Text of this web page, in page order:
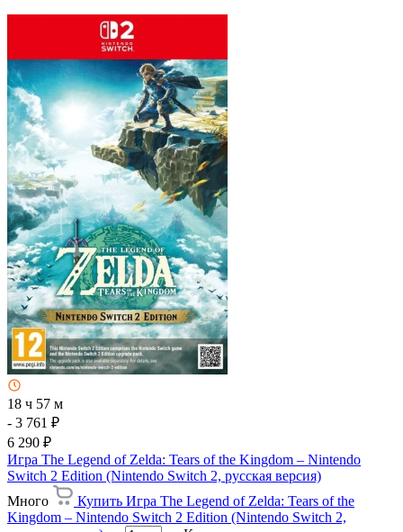
18 ч 57 м
- 3 761 ₽
6 290 ₽
Игра The Legend of Zelda: Tears of the Kingdom – Nintendo
Switch 2 Edition (Nintendo Switch 2, русская версия)
Много
Купить Игра The Legend of Zelda: Tears of the
Kingdom – Nintendo Switch 2 Edition (Nintendo Switch 2,